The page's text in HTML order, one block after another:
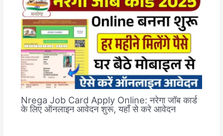
Nrega Job Card Apply Online: नरेगा जॉब कार्ड
के लिए ऑनलाइन आवेदन शुरू, यहाँ से करे आवेदन